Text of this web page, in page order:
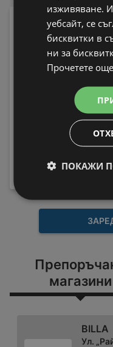
Пералня Crown
мин., D
магазини
BILLA
Ул.
изживяване.
уебсайт, се
бисквитки в
ни за
Прочетете още
ПОКАЖИ